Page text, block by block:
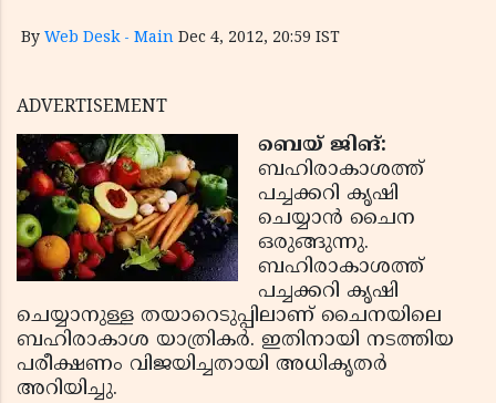
By Web Desk - Main Dec 4, 2012, 20:59 IST
ADVERTISEMENT
ബെയ് ജിങ്:
ബഹിരാകാശത്ത്
പച്ചക്കറി കൃഷി
ചെയ്യാന്‍ ചൈന
ഒരുങ്ങുന്നു.
ബഹിരാകാശത്ത്
പച്ചക്കറി കൃഷി
ചെയ്യാനുള്ള തയാറെടുപ്പിലാണ് ചൈനയിലെ
ബഹിരാകാശ യാത്രികര്‍. ഇതിനായി നടത്തിയ
പരീക്ഷണം വിജയിച്ചതായി അധികൃതര്‍
അറിയിച്ചു.